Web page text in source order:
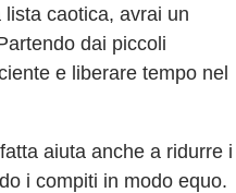
caotica, avrai un
dai piccoli
e liberare tempo nel
aiuta anche a ridurre i
i compiti in modo equo.